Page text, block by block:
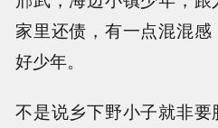
家里还债，有一点混混
好少年。
不是说乡下野小子就非